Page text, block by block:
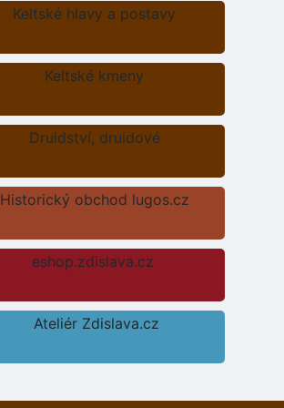
Keltské hlavy a postavy
Keltské kmeny
Druidství, druidové
Historický obchod lugos.cz
eshop.zdislava.cz
Ateliér Zdislava.cz